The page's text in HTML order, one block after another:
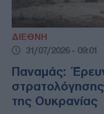
ΔΙΕΘΝΗ
31/07/2026 - 09:01
Παναμάς:
της Ουκρανίας